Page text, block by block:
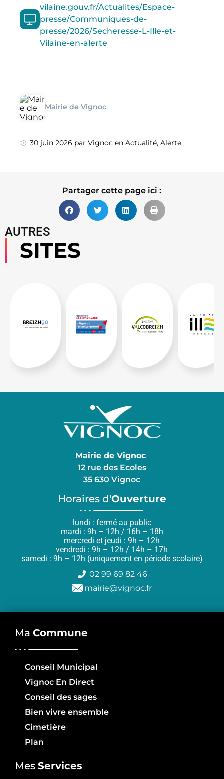
vilaine.gouv.fr/Actualites/Espace-
presse/Communiques-de-
presse/2026/Secheresse-L-Ille-et-
Vilaine-en-alerte
Mairie de Vignoc
30 juin 2026 par Vignoc en Actualité, Alerte
Partager cette page ici :
AUTRES
SITES
Mairie de Vignoc
12 rue des Ecoles
35 630 Vignoc
Horaires d'Ouverture
lundi : fermé au public
mardi : 9h – 12h / 16h – 18h
mercredi et jeudi : 9h – 12h
vendredi : 9h – 12h / 14h – 17h
samedi : 9h – 12h (uniquement en période scolaire)
02 99 69 82 46
mairie@vignoc.fr
Ma Commune
Conseil Municipal
Vignoc En Direct
Conseil des sages
Bien vivre ensemble
Cimetière
Plan
Mes Services